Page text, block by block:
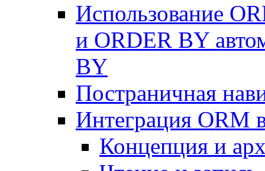
Использование
и ORDER BY
BY
Постраничная
Интеграция ORM
Концепция и